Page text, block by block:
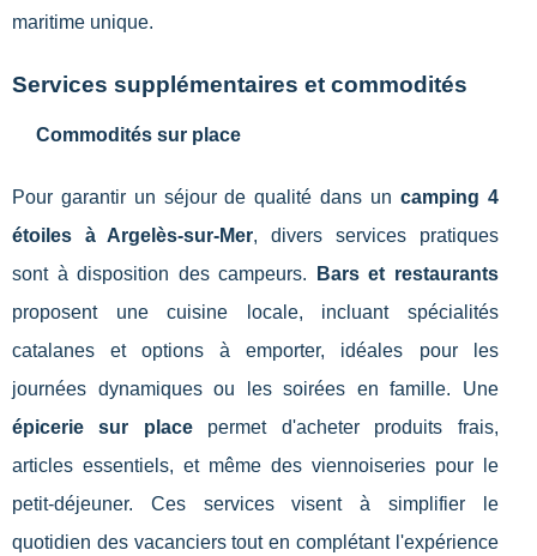
maritime unique.
Services supplémentaires et commodités
Commodités sur place
Pour garantir un séjour de qualité dans un camping 4
étoiles à Argelès-sur-Mer, divers services pratiques
sont à disposition des campeurs.
Bars et restaurants
proposent une cuisine locale, incluant spécialités
catalanes et options à emporter, idéales pour les
journées dynamiques ou les soirées en famille. Une
épicerie sur placepermet d'acheter produits frais,
articles essentiels, et même des viennoiseries pour le
petit-déjeuner. Ces services visent à simplifier le
quotidien des vacanciers tout en complétant l'expérience